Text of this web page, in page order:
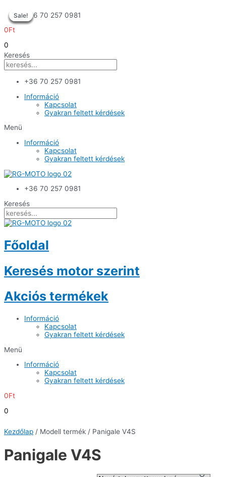
to
content
+36 70 257 0981
0Ft
0
Keresés
+36 70 257 0981
Információ
Kapcsolat
Gyakran feltett kérdések
Menü
Információ
Kapcsolat
Gyakran feltett kérdések
+36 70 257 0981
Keresés
Főoldal
Keresés motor szerint
Akciós termékek
Információ
Kapcsolat
Gyakran feltett kérdések
Menü
Információ
Kapcsolat
Gyakran feltett kérdések
0Ft
0
Kezdőlap / Modell termék / Panigale V4S
Panigale V4S
Sale!
Sale!
Sale!
Sale!
Sale!
Sale!